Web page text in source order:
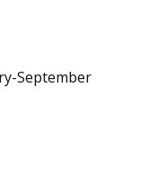
September